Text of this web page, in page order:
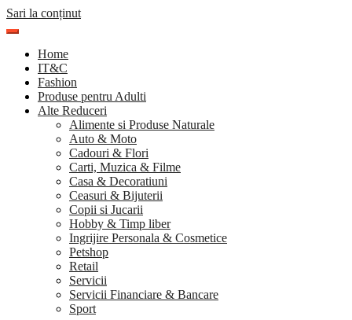
Sari la conținut
Home
IT&C
Fashion
Produse pentru Adulti
Alte Reduceri
Alimente si Produse Naturale
Auto & Moto
Cadouri & Flori
Carti, Muzica & Filme
Casa & Decoratiuni
Ceasuri & Bijuterii
Copii si Jucarii
Hobby & Timp liber
Ingrijire Personala & Cosmetice
Petshop
Retail
Servicii
Servicii Financiare & Bancare
Sport